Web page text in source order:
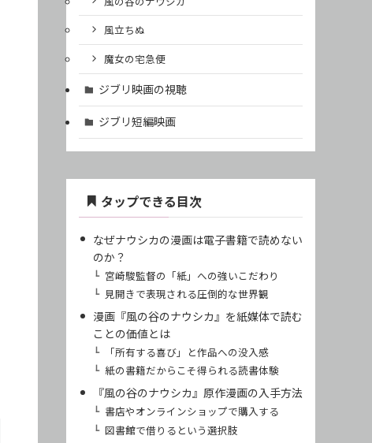
風立ちぬ
魔女の宅急便
ジブリ映画の視聴
ジブリ短編映画
タップできる目次
なぜナウシカの漫画は電子書籍で読めない
のか？
宮崎駿監督の「紙」への強いこだわり
見開きで表現される圧倒的な世界観
漫画『風の谷のナウシカ』を紙媒体で読む
ことの価値とは
「所有する喜び」と作品への没入感
紙の書籍だからこそ得られる読書体験
『風の谷のナウシカ』原作漫画の入手方法
書店やオンラインショップで購入する
図書館で借りるという選択肢